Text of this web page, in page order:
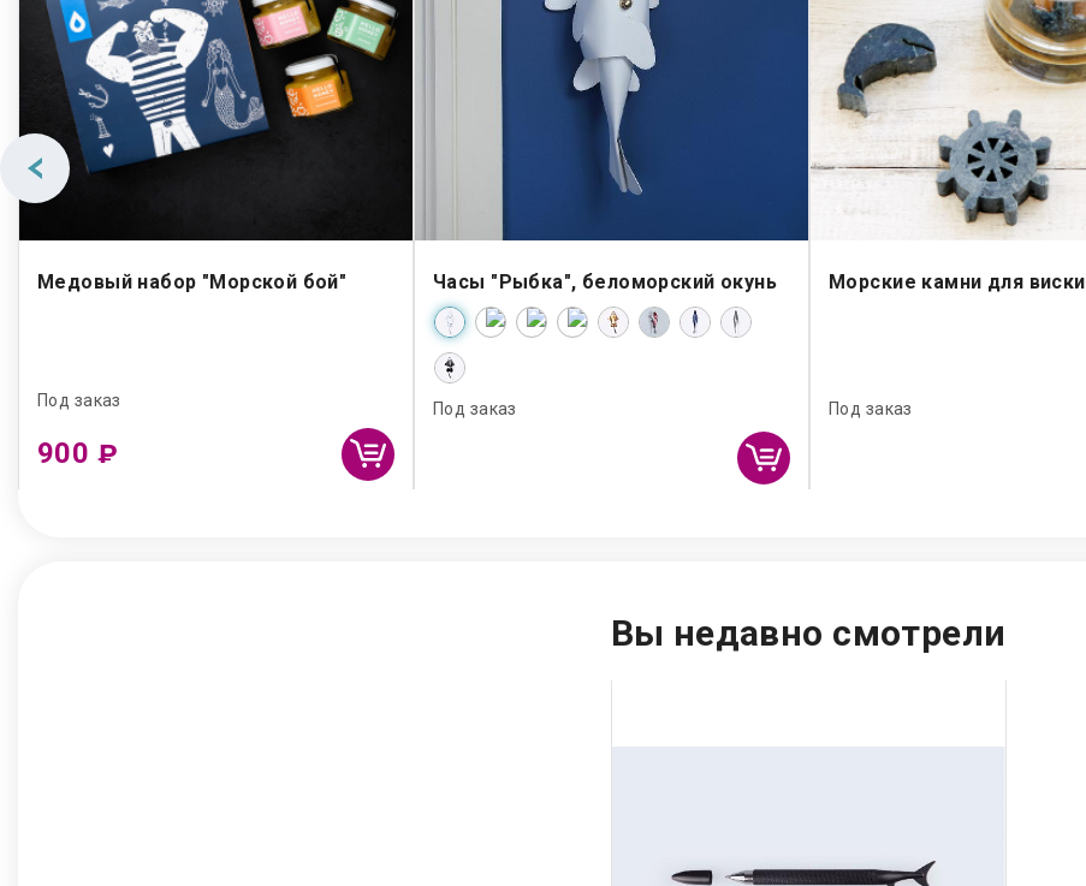
Медовый набор "Морской бой"
Под заказ
900 ₽
Часы "Рыбка", беломорский окунь
Под заказ
Морские камни для виски
Под заказ
Вы недавно смотрели